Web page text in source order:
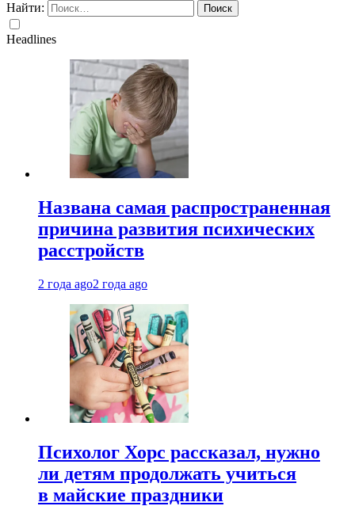
Найти:
Headlines
Названа самая распространенная
причина развития психических
расстройств
2 года ago2 года ago
Психолог Хорс рассказал, нужно
ли детям продолжать учиться
в майские праздники